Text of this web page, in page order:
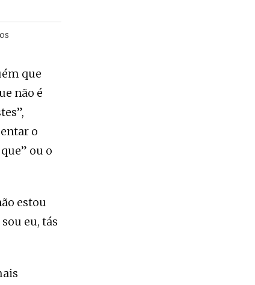
que
não é
o
ou o
estou
eu, tás